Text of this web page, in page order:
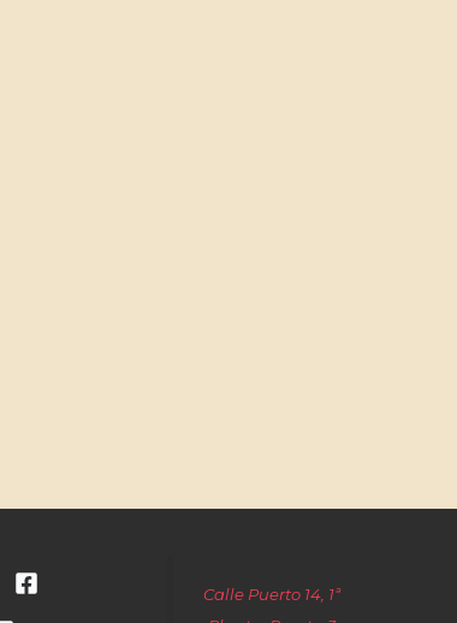
Calle Puerto 14, 1ª